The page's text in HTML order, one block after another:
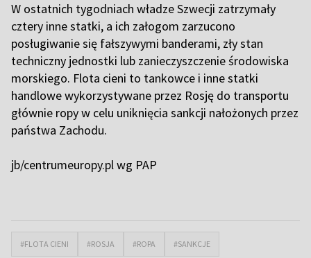
W ostatnich tygodniach władze Szwecji zatrzymały
cztery inne statki, a ich załogom zarzucono
posługiwanie się fałszywymi banderami, zły stan
techniczny jednostki lub zanieczyszczenie środowiska
morskiego. Flota cieni to tankowce i inne statki
handlowe wykorzystywane przez Rosję do transportu
głównie ropy w celu uniknięcia sankcji nałożonych przez
państwa Zachodu.
jb/centrumeuropy.pl wg PAP
#FLOTA CIENI #ROSJA #ROPA #SANKCJE